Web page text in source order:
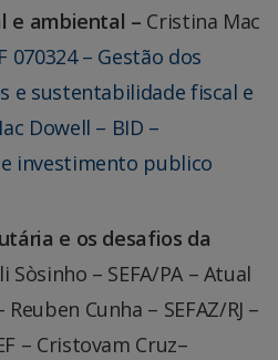
e ambiental – Cristina Mac
070324 – Gestão dos
e sustentabilidade fiscal e
Dowell – BID –
investimento publico
e os desafios da
Sòsinho – SEFA/PA – Atual
Cunha – SEFAZ/RJ –
– Cristovam Cruz–